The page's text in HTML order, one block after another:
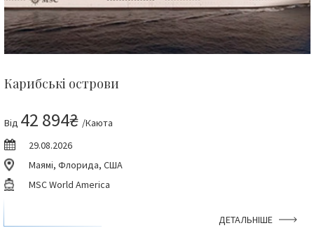
Карибські острови
Від 42 894₴ /Каюта
29.08.2026
Маямі, Флорида, США
MSC World America
ДЕТАЛЬНІШЕ